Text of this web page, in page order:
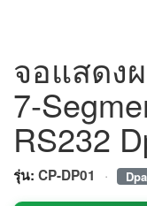
จอแสดง
7-
RS232
รุ่น: CP-DP01 ·